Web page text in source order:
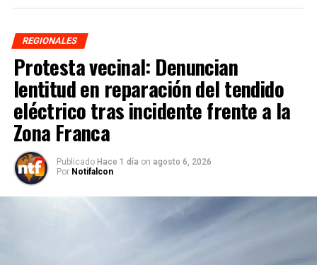
REGIONALES
Protesta vecinal: Denuncian
lentitud en reparación del tendido
eléctrico tras incidente frente a la
Zona Franca
Publicado Hace 1 día on agosto 6, 2026
Por Notifalcon